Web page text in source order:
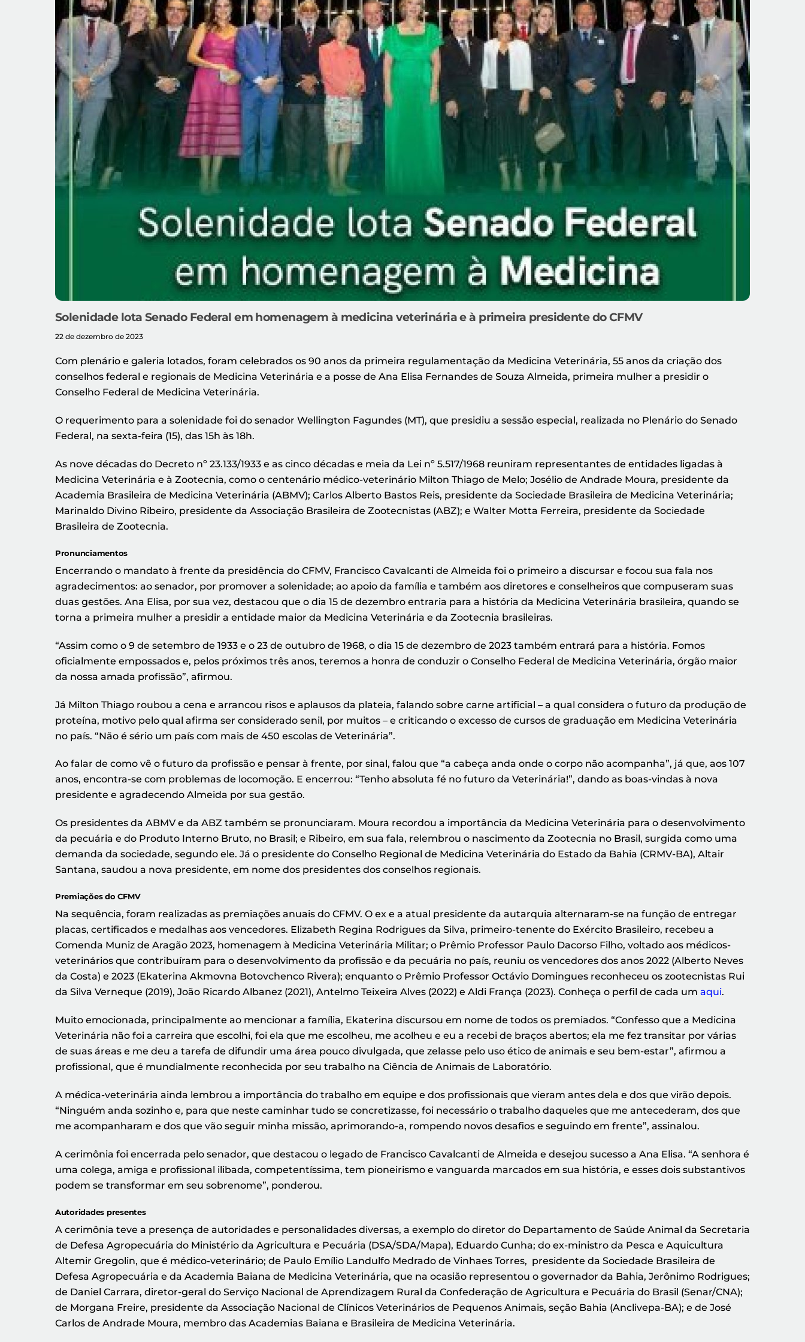
Solenidade lota Senado Federal em homenagem à medicina veterinária e à primeira presidente do CFMV
22 de dezembro de 2023
Com plenário e galeria lotados, foram celebrados os 90 anos da primeira regulamentação da Medicina Veterinária, 55 anos da criação dos
conselhos federal e regionais de Medicina Veterinária e a posse de Ana Elisa Fernandes de Souza Almeida, primeira mulher a presidir o
Conselho Federal de Medicina Veterinária.
O requerimento para a solenidade foi do senador Wellington Fagundes (MT), que presidiu a sessão especial, realizada no Plenário do Senado
Federal, na sexta-feira (15), das 15h às 18h.
As nove décadas do Decreto nº 23.133/1933 e as cinco décadas e meia da Lei nº 5.517/1968 reuniram representantes de entidades ligadas à
Medicina Veterinária e à Zootecnia, como o centenário médico-veterinário Milton Thiago de Melo; Josélio de Andrade Moura, presidente da
Academia Brasileira de Medicina Veterinária (ABMV); Carlos Alberto Bastos Reis, presidente da Sociedade Brasileira de Medicina Veterinária;
Marinaldo Divino Ribeiro, presidente da Associação Brasileira de Zootecnistas (ABZ); e Walter Motta Ferreira, presidente da Sociedade
Brasileira de Zootecnia.
Pronunciamentos
Encerrando o mandato à frente da presidência do CFMV, Francisco Cavalcanti de Almeida foi o primeiro a discursar e focou sua fala nos
agradecimentos: ao senador, por promover a solenidade; ao apoio da família e também aos diretores e conselheiros que compuseram suas
duas gestões. Ana Elisa, por sua vez, destacou que o dia 15 de dezembro entraria para a história da Medicina Veterinária brasileira, quando se
torna a primeira mulher a presidir a entidade maior da Medicina Veterinária e da Zootecnia brasileiras.
“Assim como o 9 de setembro de 1933 e o 23 de outubro de 1968, o dia 15 de dezembro de 2023 também entrará para a história. Fomos
oficialmente empossados e, pelos próximos três anos, teremos a honra de conduzir o Conselho Federal de Medicina Veterinária, órgão maior
da nossa amada profissão”, afirmou.
Já Milton Thiago roubou a cena e arrancou risos e aplausos da plateia, falando sobre carne artificial – a qual considera o futuro da produção de
proteína, motivo pelo qual afirma ser considerado senil, por muitos – e criticando o excesso de cursos de graduação em Medicina Veterinária
no país. “Não é sério um país com mais de 450 escolas de Veterinária”.
Ao falar de como vê o futuro da profissão e pensar à frente, por sinal, falou que “a cabeça anda onde o corpo não acompanha”, já que, aos 107
anos, encontra-se com problemas de locomoção. E encerrou: “Tenho absoluta fé no futuro da Veterinária!”, dando as boas-vindas à nova
presidente e agradecendo Almeida por sua gestão.
Os presidentes da ABMV e da ABZ também se pronunciaram. Moura recordou a importância da Medicina Veterinária para o desenvolvimento
da pecuária e do Produto Interno Bruto, no Brasil; e Ribeiro, em sua fala, relembrou o nascimento da Zootecnia no Brasil, surgida como uma
demanda da sociedade, segundo ele. Já o presidente do Conselho Regional de Medicina Veterinária do Estado da Bahia (CRMV-BA), Altair
Santana, saudou a nova presidente, em nome dos presidentes dos conselhos regionais.
Premiações do CFMV
Na sequência, foram realizadas as premiações anuais do CFMV. O ex e a atual presidente da autarquia alternaram-se na função de entregar
placas, certificados e medalhas aos vencedores. Elizabeth Regina Rodrigues da Silva, primeiro-tenente do Exército Brasileiro, recebeu a
Comenda Muniz de Aragão 2023, homenagem à Medicina Veterinária Militar; o Prêmio Professor Paulo Dacorso Filho, voltado aos médicos-
veterinários que contribuíram para o desenvolvimento da profissão e da pecuária no país, reuniu os vencedores dos anos 2022 (Alberto Neves
da Costa) e 2023 (Ekaterina Akmovna Botovchenco Rivera); enquanto o Prêmio Professor Octávio Domingues reconheceu os zootecnistas Rui
da Silva Verneque (2019), João Ricardo Albanez (2021), Antelmo Teixeira Alves (2022) e Aldi França (2023). Conheça o perfil de cada um aqui.
Muito emocionada, principalmente ao mencionar a família, Ekaterina discursou em nome de todos os premiados. “Confesso que a Medicina
Veterinária não foi a carreira que escolhi, foi ela que me escolheu, me acolheu e eu a recebi de braços abertos; ela me fez transitar por várias
de suas áreas e me deu a tarefa de difundir uma área pouco divulgada, que zelasse pelo uso ético de animais e seu bem-estar”, afirmou a
profissional, que é mundialmente reconhecida por seu trabalho na Ciência de Animais de Laboratório.
A médica-veterinária ainda lembrou a importância do trabalho em equipe e dos profissionais que vieram antes dela e dos que virão depois.
“Ninguém anda sozinho e, para que neste caminhar tudo se concretizasse, foi necessário o trabalho daqueles que me antecederam, dos que
me acompanharam e dos que vão seguir minha missão, aprimorando-a, rompendo novos desafios e seguindo em frente”, assinalou.
A cerimônia foi encerrada pelo senador, que destacou o legado de Francisco Cavalcanti de Almeida e desejou sucesso a Ana Elisa. “A senhora é
uma colega, amiga e profissional ilibada, competentíssima, tem pioneirismo e vanguarda marcados em sua história, e esses dois substantivos
podem se transformar em seu sobrenome”, ponderou.
Autoridades presentes
A cerimônia teve a presença de autoridades e personalidades diversas, a exemplo do diretor do Departamento de Saúde Animal da Secretaria
de Defesa Agropecuária do Ministério da Agricultura e Pecuária (DSA/SDA/Mapa), Eduardo Cunha; do ex-ministro da Pesca e Aquicultura
Altemir Gregolin, que é médico-veterinário; de Paulo Emílio Landulfo Medrado de Vinhaes Torres, presidente da Sociedade Brasileira de
Defesa Agropecuária e da Academia Baiana de Medicina Veterinária, que na ocasião representou o governador da Bahia, Jerônimo Rodrigues;
de Daniel Carrara, diretor-geral do Serviço Nacional de Aprendizagem Rural da Confederação de Agricultura e Pecuária do Brasil (Senar/CNA);
de Morgana Freire, presidente da Associação Nacional de Clínicos Veterinários de Pequenos Animais, seção Bahia (Anclivepa-BA); e de José
Carlos de Andrade Moura, membro das Academias Baiana e Brasileira de Medicina Veterinária.